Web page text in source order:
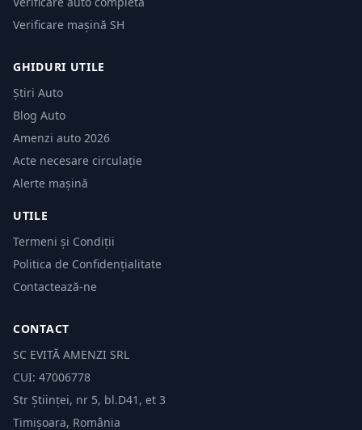
Verificare mașină SH
GHIDURI UTILE
Știri Auto
Blog Auto
Amenzi auto 2026
Acte necesare circulație
Alerte mașină
UTILE
Termeni și Condiții
Politica de Confidențialitate
Contactează-ne
CONTACT
SC EVITĂ AMENZI SRL
CUI: 47006778
Str Științei, nr 5, bl.D41, et 3
Timișoara, România